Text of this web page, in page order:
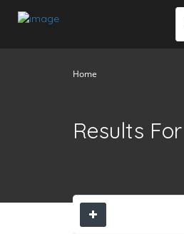
Home
Results For